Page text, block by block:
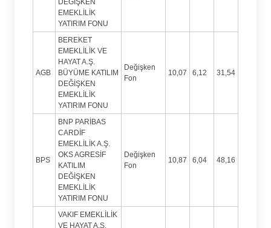
EMEKLİLİK
YATIRIM FONU
AGB
BEREKET
EMEKLİLİK VE
HAYAT A.Ş.
BÜYÜME KATILIM
DEĞİŞKEN
EMEKLİLİK
YATIRIM FONU
Değişken
Fon
10,07 6,12 31,54
BPS
BNP PARİBAS
CARDİF
EMEKLİLİK A.Ş.
OKS AGRESİF
KATILIM
DEĞİŞKEN
EMEKLİLİK
YATIRIM FONU
Değişken
Fon
10,87 6,04 48,16
VAKIF EMEKLİLİK
VE HAYAT A.Ş.